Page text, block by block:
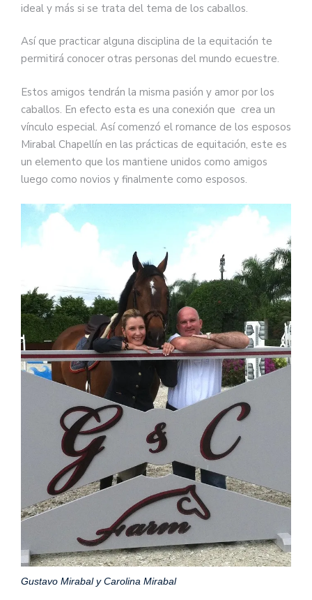
ideal y más si se trata del tema de los caballos.
Así que practicar alguna disciplina de la equitación te
permitirá conocer otras personas del mundo ecuestre.
Estos amigos tendrán la misma pasión y amor por los
caballos. En efecto esta es una conexión que crea un
vínculo especial. Así comenzó el romance de los esposos
Mirabal Chapellín en las prácticas de equitación, este es
un elemento que los mantiene unidos como amigos
luego como novios y finalmente como esposos.
Gustavo Mirabal y Carolina Mirabal